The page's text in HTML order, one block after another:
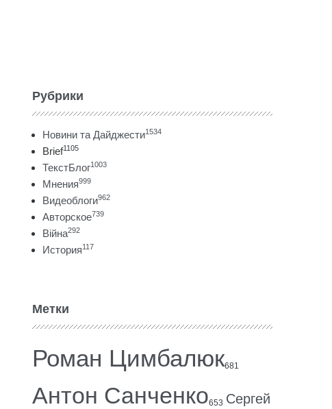
Рубрики
Новини та Дайджести1534
Brief1105
ТекстБлог1003
Мнения999
Видеоблоги962
Авторское739
Війна292
История117
Метки
Роман Цимбалюк681
Антон Санченко653 Сергей